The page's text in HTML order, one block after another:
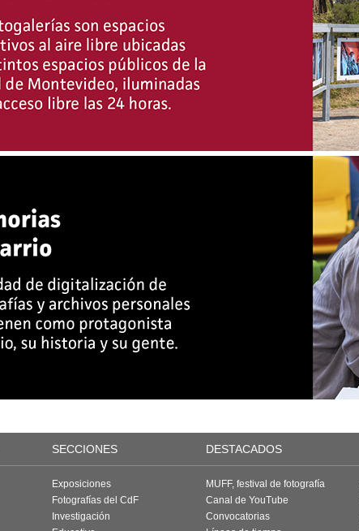
SECCIONES DESTACADOS
Exposiciones
Fotografías del CdF
Investigación
MUFF, festival de fotografía
Canal de YouTube
Convocatorias